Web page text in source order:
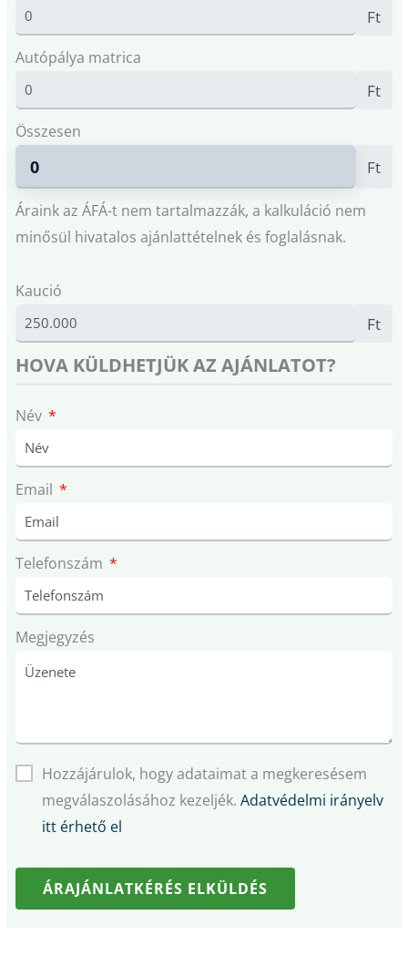
Ft
Autópálya matrica
Ft
Összesen
Ft
Áraink az ÁFÁ-t nem tartalmazzák, a kalkuláció nem
minősül hivatalos ajánlattételnek és foglalásnak.
Kaució
Ft
HOVA KÜLDHETJÜK AZ AJÁNLATOT?
Név
Email
Telefonszám
Megjegyzés
Hozzájárulok, hogy adataimat a megkeresésem
megválaszolásához kezeljék. Adatvédelmi irányelv
itt érhető el
ÁRAJÁNLATKÉRÉS ELKÜLDÉS